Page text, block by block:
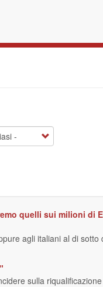
quelli sui milioni di
agli italiani al di sotto
sulla